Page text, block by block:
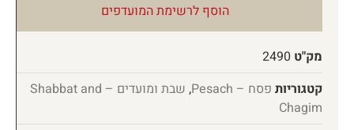
הוסף לרשימת המועדפים
מק"ט 2490
קטגוריות פסח – Pesach ,
שבת ומועדים – Shabbat and
Chagim